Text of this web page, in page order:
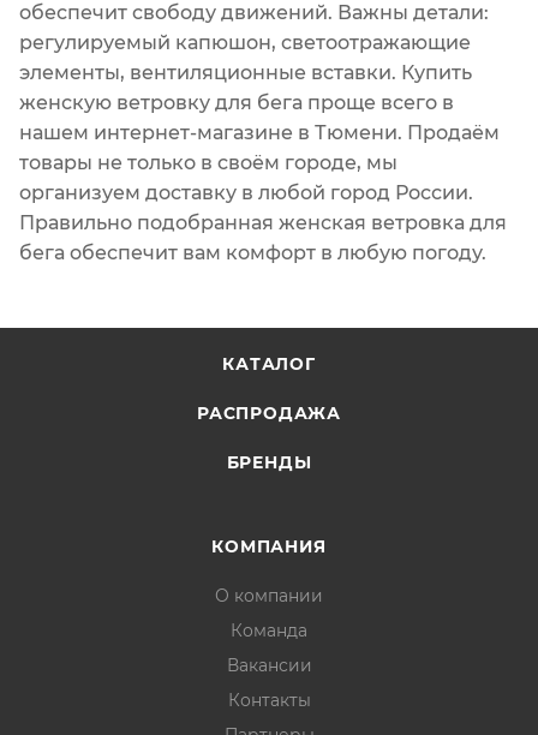
обеспечит свободу движений. Важны детали:
регулируемый капюшон, светоотражающие
элементы, вентиляционные вставки. Купить
женскую ветровку для бега проще всего в
нашем интернет-магазине в Тюмени. Продаём
товары не только в своём городе, мы
организуем доставку в любой город России.
Правильно подобранная женская ветровка для
бега обеспечит вам комфорт в любую погоду.
КАТАЛОГ
РАСПРОДАЖА
БРЕНДЫ
КОМПАНИЯ
О компании
Команда
Вакансии
Контакты